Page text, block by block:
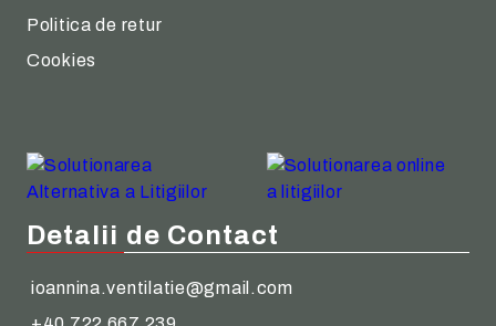
Politica de retur
Cookies
Detalii de Contact
ioannina.ventilatie@gmail.com